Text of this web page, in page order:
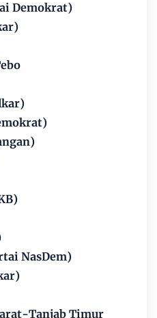
Demokrat)
NasDem)
Tanjab Timur